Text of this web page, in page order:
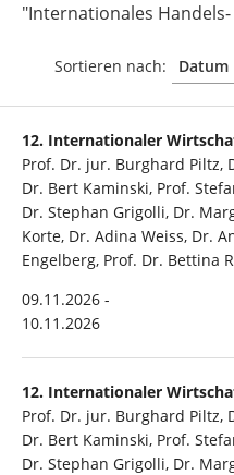
"Internationales
Sortieren nach:
12. Internationaler
Prof. Dr. jur. Burghard Piltz,
Dr. Bert Kaminski, Prof.
Dr. Stephan Grigolli, Dr.
Korte, Dr. Adina Weiss, Dr.
Engelberg, Prof. Dr. Bettina
09.11.2026 -
10.11.2026
12. Internationaler
Prof. Dr. jur. Burghard Piltz,
Dr. Bert Kaminski, Prof.
Dr. Stephan Grigolli, Dr.